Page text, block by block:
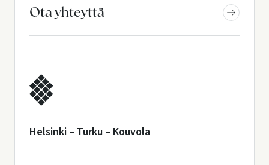
Ota yhteyttä
Helsinki – Turku – Kouvola